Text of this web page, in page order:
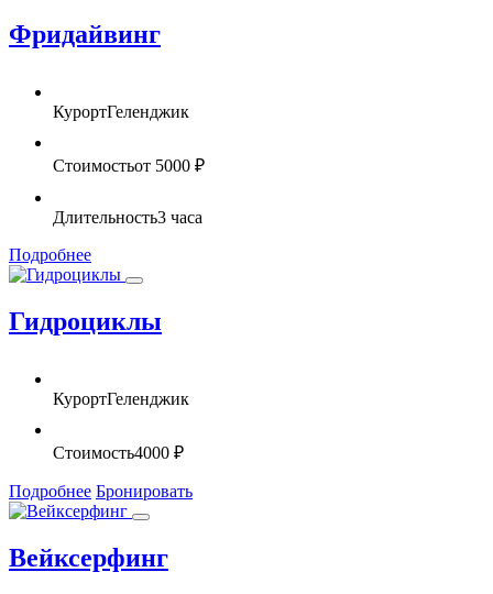
Фридайвинг
КурортГеленджик
Стоимостьот 5000 ₽
Длительность3 часа
Подробнее
Гидроциклы
КурортГеленджик
Стоимость4000 ₽
Подробнее Бронировать
Вейксерфинг